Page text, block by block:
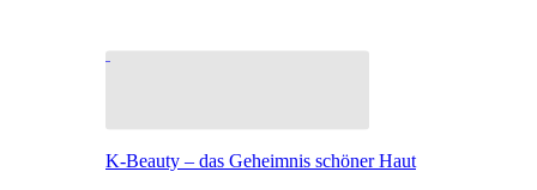
K-Beauty – das Geheimnis schöner Haut